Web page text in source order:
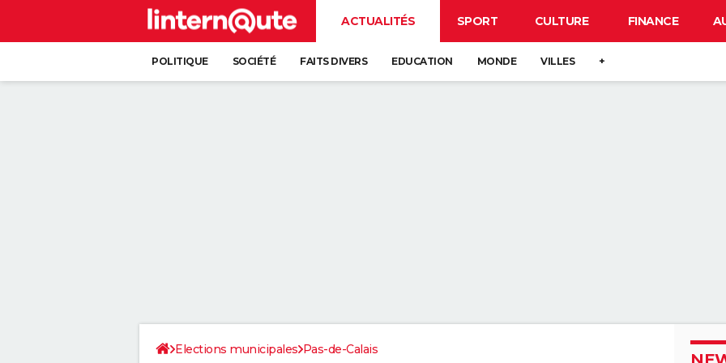
ACTUALITÉS SPORT CULTURE FINANCE
POLITIQUE SOCIÉTÉ FAITS DIVERS EDUCATION MONDE VILLES +
Elections municipales Pas-de-Calais